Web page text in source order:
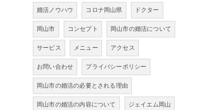
婚活ノウハウ コロナ岡山県 ドクター
岡山市 コンセプト 岡山市の婚活について
サービス メニュー アクセス
お問い合わせ プライバシーポリシー
岡山市の婚活の必要とされる理由
岡山市の婚活の内容について ジェイエム岡山